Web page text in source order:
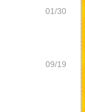
01/30
09/19